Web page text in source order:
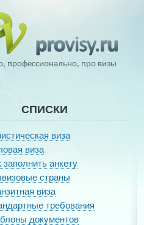
профессионально, про визы
СПИСКИ
виза
виза
заполнить анкету
страны
виза
требования
документов